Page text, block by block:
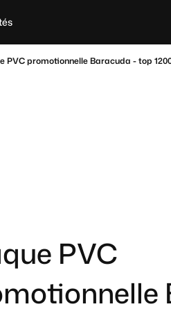
PVC promotionnelle Baracuda - top
PVC